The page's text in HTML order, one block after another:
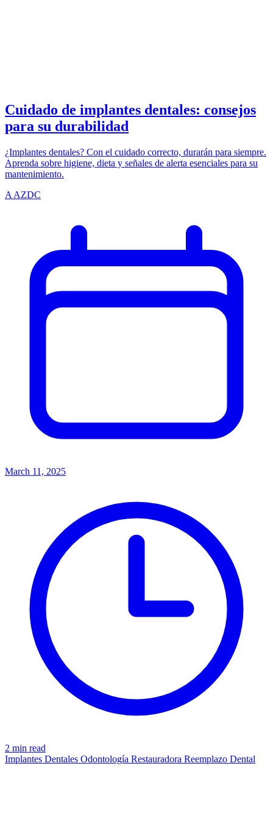
Cuidado de implantes dentales: consejos
para su durabilidad
¿Implantes dentales? Con el cuidado correcto, durarán para siempre.
Aprenda sobre higiene, dieta y señales de alerta esenciales para su
mantenimiento.
A AZDC
March 11, 2025
2 min read
Implantes Dentales Odontología Restauradora Reemplazo Dental